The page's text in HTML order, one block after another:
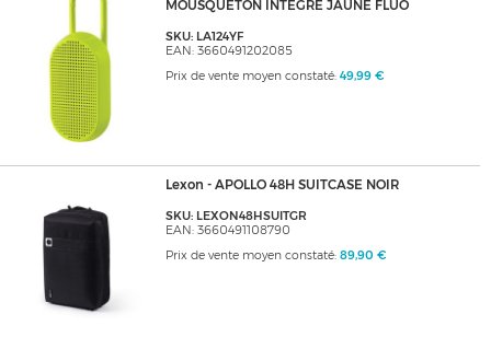
MOUSQUETON INTEGRE JAUNE FLUO
SKU: LA124YF
EAN: 3660491202085
Prix de vente moyen constaté: 49,99 €
Lexon - APOLLO 48H SUITCASE NOIR
SKU: LEXON48HSUITGR
EAN: 3660491108790
Prix de vente moyen constaté: 89,90 €